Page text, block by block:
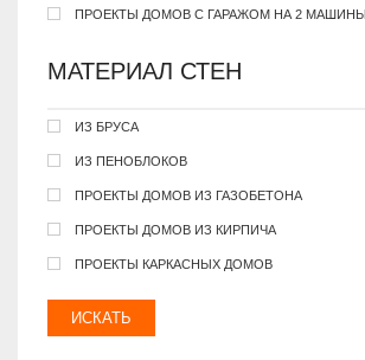
ПРОЕКТЫ ДОМОВ С ГАРАЖОМ НА 2 МАШИНЫ
МАТЕРИАЛ СТЕН
ИЗ БРУСА
ИЗ ПЕНОБЛОКОВ
ПРОЕКТЫ ДОМОВ ИЗ ГАЗОБЕТОНА
ПРОЕКТЫ ДОМОВ ИЗ КИРПИЧА
ПРОЕКТЫ КАРКАСНЫХ ДОМОВ
ИСКАТЬ